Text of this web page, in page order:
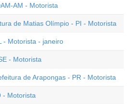
AM - Motorista
de Matias Olímpio - PI - Motorista
- Motorista - janeiro
- Motorista
de Arapongas - PR - Motorista
- Motorista